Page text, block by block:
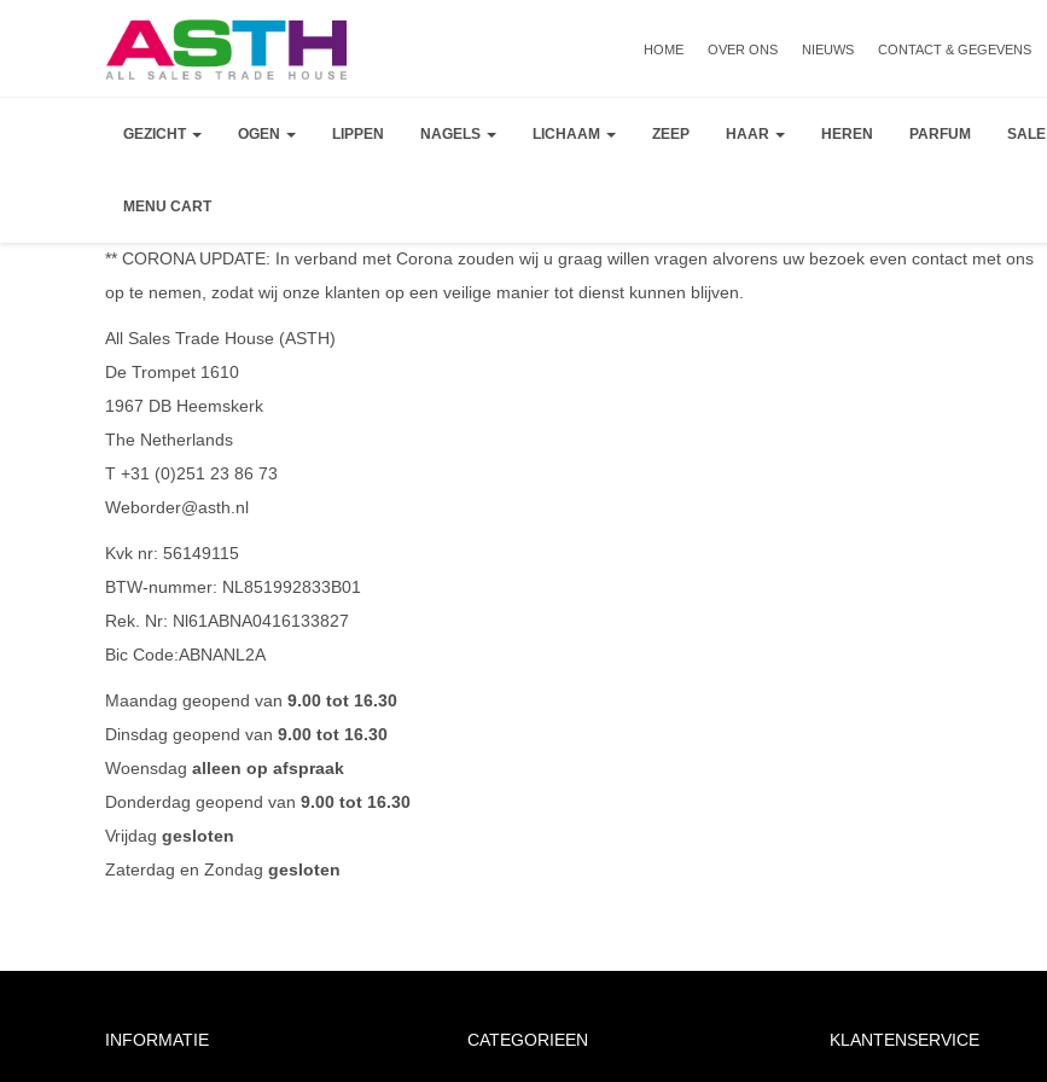
HOME OVER ONS NIEUWS CONTACT & GEGEVENS
GEZICHT OGEN LIPPEN NAGELS LICHAAM ZEEP HAAR HEREN PARFUM SALE
MENU CART
** CORONA UPDATE: In verband met Corona zouden wij u graag willen vragen alvorens uw bezoek even contact met ons
op te nemen, zodat wij onze klanten op een veilige manier tot dienst kunnen blijven.
All Sales Trade House (ASTH)
De Trompet 1610
1967 DB Heemskerk
The Netherlands
T +31 (0)251 23 86 73
Weborder@asth.nl
Kvk nr: 56149115
BTW-nummer: NL851992833B01
Rek. Nr: Nl61ABNA0416133827
Bic Code:ABNANL2A
Maandag geopend van 9.00 tot 16.30
Dinsdag geopend van 9.00 tot 16.30
Woensdag alleen op afspraak
Donderdag geopend van 9.00 tot 16.30
Vrijdag gesloten
Zaterdag en Zondag gesloten
INFORMATIE CATEGORIEEN KLANTENSERVICE